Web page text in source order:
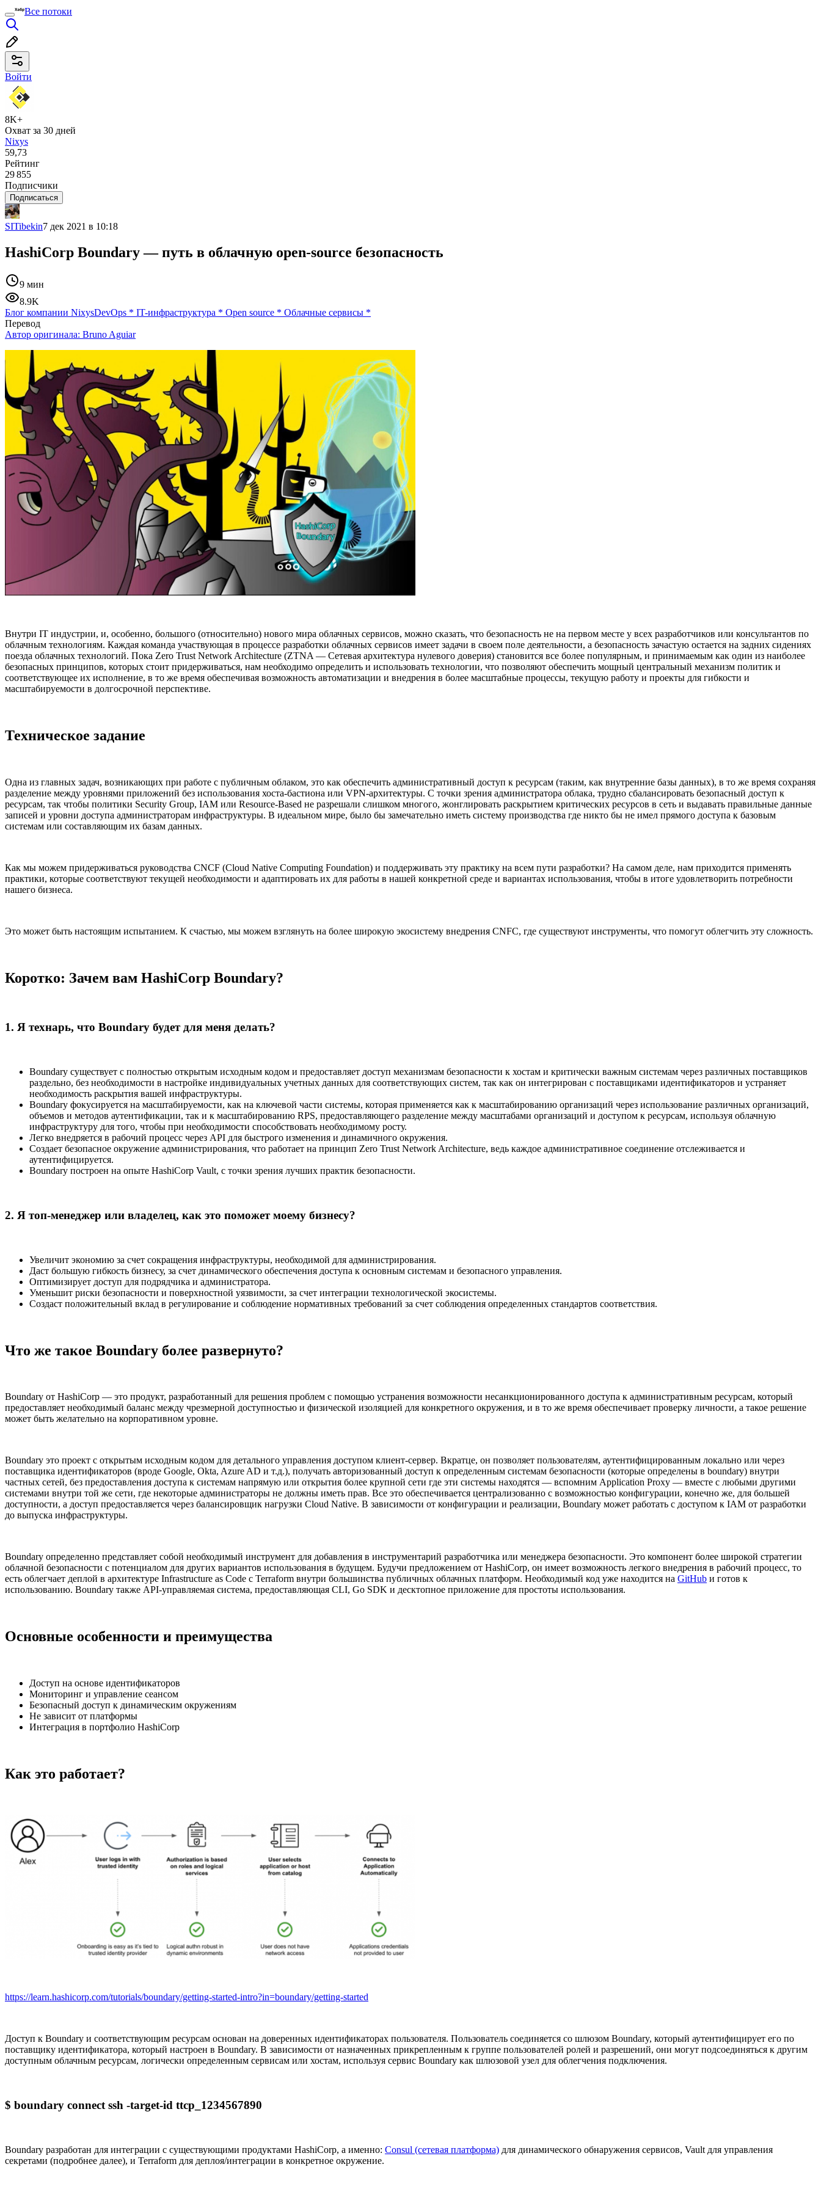
Все потоки
Войти
8K+
Охват за 30 дней
Nixys
59,73
Рейтинг
29 855
Подписчики
Подписаться
SITibekin7 дек 2021 в 10:18
HashiCorp Boundary — путь в облачную open-source безопасность
9 мин
8.9K
Блог компании NixysDevOps * IT-инфраструктура * Open source * Облачные сервисы *
Перевод
Автор оригинала: Bruno Aguiar
Внутри IT индустрии, и, особенно, большого (относительно) нового мира облачных сервисов, можно сказать, что безопасность не на первом месте у всех разработчиков или консультантов по
облачным технологиям. Каждая команда участвующая в процессе разработки облачных сервисов имеет задачи в своем поле деятельности, а безопасность зачастую остается на задних сидениях
поезда облачных технологий. Пока Zero Trust Network Architecture (ZTNA — Сетевая архитектура нулевого доверия) становится все более популярным, и принимаемым как один из наиболее
безопасных принципов, которых стоит придерживаться, нам необходимо определить и использовать технологии, что позволяют обеспечить мощный центральный механизм политик и
соответствующее их исполнение, в то же время обеспечивая возможность автоматизации и внедрения в более масштабные процессы, текущую работу и проекты для гибкости и
масштабируемости в долгосрочной перспективе.
Техническое задание
Одна из главных задач, возникающих при работе с публичным облаком, это как обеспечить административный доступ к ресурсам (таким, как внутренние базы данных), в то же время сохраняя
разделение между уровнями приложений без использования хоста-бастиона или VPN-архитектуры. С точки зрения администратора облака, трудно сбалансировать безопасный доступ к
ресурсам, так чтобы политики Security Group, IAM или Resource-Based не разрешали слишком многого, жонглировать раскрытием критических ресурсов в сеть и выдавать правильные данные
записей и уровни доступа администраторам инфраструктуры. В идеальном мире, было бы замечательно иметь систему производства где никто бы не имел прямого доступа к базовым
системам или составляющим их базам данных.
Как мы можем придерживаться руководства CNCF (Cloud Native Computing Foundation) и поддерживать эту практику на всем пути разработки? На самом деле, нам приходится применять
практики, которые соответствуют текущей необходимости и адаптировать их для работы в нашей конкретной среде и вариантах использования, чтобы в итоге удовлетворить потребности
нашего бизнеса.
Это может быть настоящим испытанием. К счастью, мы можем взглянуть на более широкую экосистему внедрения CNFC, где существуют инструменты, что помогут облегчить эту сложность.
Коротко: Зачем вам HashiCorp Boundary?
1. Я технарь, что Boundary будет для меня делать?
Boundary существует с полностью открытым исходным кодом и предоставляет доступ механизмам безопасности к хостам и критически важным системам через различных поставщиков
раздельно, без необходимости в настройке индивидуальных учетных данных для соответствующих систем, так как он интегрирован с поставщиками идентификаторов и устраняет
необходимость раскрытия вашей инфраструктуры.
Boundary фокусируется на масштабируемости, как на ключевой части системы, которая применяется как к масштабированию организаций через использование различных организаций,
объемов и методов аутентификации, так и к масштабированию RPS, предоставляющего разделение между масштабами организаций и доступом к ресурсам, используя облачную
инфраструктуру для того, чтобы при необходимости способствовать необходимому росту.
Легко внедряется в рабочий процесс через API для быстрого изменения и динамичного окружения.
Создает безопасное окружение администрирования, что работает на принцип Zero Trust Network Architecture, ведь каждое административное соединение отслеживается и
аутентифицируется.
Boundary построен на опыте HashiCorp Vault, с точки зрения лучших практик безопасности.
2. Я топ-менеджер или владелец, как это поможет моему бизнесу?
Увеличит экономию за счет сокращения инфраструктуры, необходимой для администрирования.
Даст большую гибкость бизнесу, за счет динамического обеспечения доступа к основным системам и безопасного управления.
Оптимизирует доступ для подрядчика и администратора.
Уменьшит риски безопасности и поверхностной уязвимости, за счет интеграции технологической экосистемы.
Создаст положительный вклад в регулирование и соблюдение нормативных требований за счет соблюдения определенных стандартов соответствия.
Что же такое Boundary более развернуто?
Boundary от HashiCorp — это продукт, разработанный для решения проблем с помощью устранения возможности несанкционированного доступа к административным ресурсам, который
предоставляет необходимый баланс между чрезмерной доступностью и физической изоляцией для конкретного окружения, и в то же время обеспечивает проверку личности, а такое решение
может быть желательно на корпоративном уровне.
Boundary это проект с открытым исходным кодом для детального управления доступом клиент-сервер. Вкратце, он позволяет пользователям, аутентифицированным локально или через
поставщика идентификаторов (вроде Google, Okta, Azure AD и т.д.), получать авторизованный доступ к определенным системам безопасности (которые определены в boundary) внутри
частных сетей, без предоставления доступа к системам напрямую или открытия более крупной сети где эти системы находятся — вспомним Application Proxy — вместе с любыми другими
системами внутри той же сети, где некоторые администраторы не должны иметь прав. Все это обеспечивается централизованно с возможностью конфигурации, конечно же, для большей
доступности, а доступ предоставляется через балансировщик нагрузки Cloud Native. В зависимости от конфигурации и реализации, Boundary может работать с доступом к IAM от разработки
до выпуска инфраструктуры.
Boundary определенно представляет собой необходимый инструмент для добавления в инструментарий разработчика или менеджера безопасности. Это компонент более широкой стратегии
облачной безопасности с потенциалом для других вариантов использования в будущем. Будучи предложением от HashiCorp, он имеет возможность легкого внедрения в рабочий процесс, то
есть облегчает деплой в архитектуре Infrastructure as Code с Terraform внутри большинства публичных облачных платформ. Необходимый код уже находится на GitHub и готов к
использованию. Boundary также API-управляемая система, предоставляющая CLI, Go SDK и десктопное приложение для простоты использования.
Основные особенности и преимущества
Доступ на основе идентификаторов
Мониторинг и управление сеансом
Безопасный доступ к динамическим окружениям
Не зависит от платформы
Интеграция в портфолио HashiCorp
Как это работает?
https://learn.hashicorp.com/tutorials/boundary/getting-started-intro?in=boundary/getting-started
Доступ к Boundary и соответствующим ресурсам основан на доверенных идентификаторах пользователя. Пользователь соединяется со шлюзом Boundary, который аутентифицирует его по
поставщику идентификатора, который настроен в Boundary. В зависимости от назначенных прикрепленным к группе пользователей ролей и разрешений, они могут подсоединяться к другим
доступным облачным ресурсам, логически определенным сервисам или хостам, используя сервис Boundary как шлюзовой узел для облегчения подключения.
$ boundary connect ssh -target-id ttcp_1234567890
Boundary разработан для интеграции с существующими продуктами HashiCorp, а именно: Consul (сетевая платформа) для динамического обнаружения сервисов, Vault для управления
секретами (подробнее далее), и Terraform для деплоя/интеграции в конкретное окружение.